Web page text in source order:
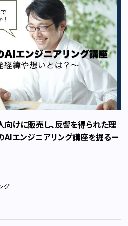
けに販売し、反響を得られた理
AIエンジニアリング講座を掘るー
グ